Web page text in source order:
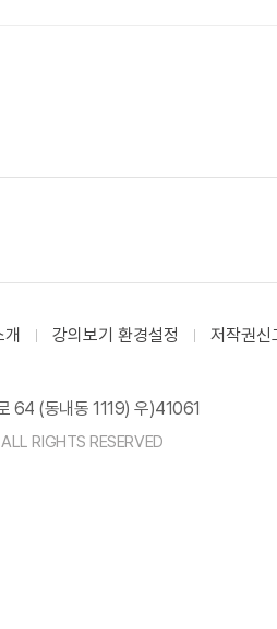
강의보기 환경설정 저작권신
64 (동내동 1119) 우)41061
RIGHTS RESERVED